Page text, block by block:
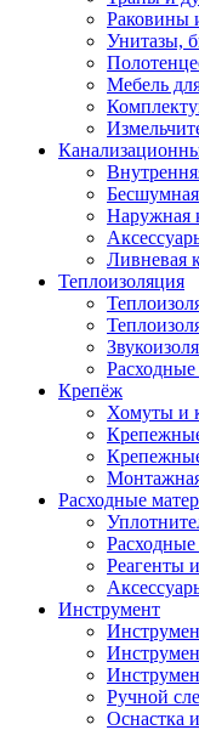
Раковины
Унитазы,
Мебель
Наружная
Ливневая
Теплоизоляция
Крепёж
Хомуты и
Расходные
Реагенты
Инструмент
Ручной
Оснастка